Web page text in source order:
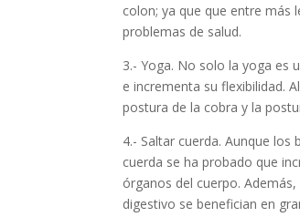
colon; ya que que entre más
problemas de salud.
3.- Yoga. No solo la yoga es
e incrementa su flexibilidad.
postura de la cobra y la
4.- Saltar cuerda. Aunque
cuerda se ha probado que
órganos del cuerpo.
digestivo se benefician en